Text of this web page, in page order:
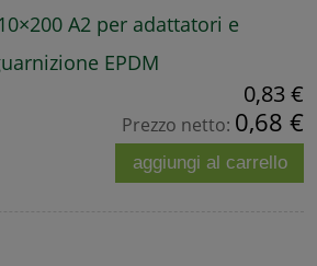
A2 per adattatori e
EPDM
0,83 €
Prezzo netto: 0,68 €
aggiungi al carrello